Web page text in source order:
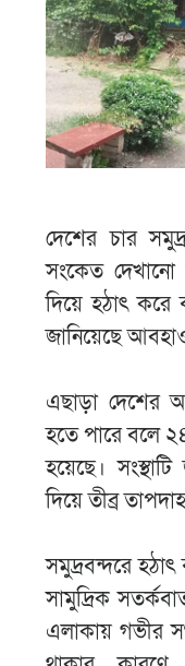
দেশের চার
সংকেত
দিয়ে হঠাৎ
জানিয়েছে
এছাড়া দেশের
হতে পারে বলে
হয়েছে।
দিয়ে তীব্র
সমুদ্রবন্দরে
সামুদ্রিক
এলাকায় গভীর